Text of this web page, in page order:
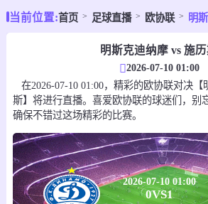
当前位置:首页 足球直播 欧协联 明
明斯克迪纳摩 vs 施
2026-07-10 01:00
在2026-07-10 01:00，精彩的欧协联对决【
斯】将进行直播。喜爱欧协联的球迷们，别
确保不错过这场精彩的比赛。
2026-07-10 01:00
0VS1